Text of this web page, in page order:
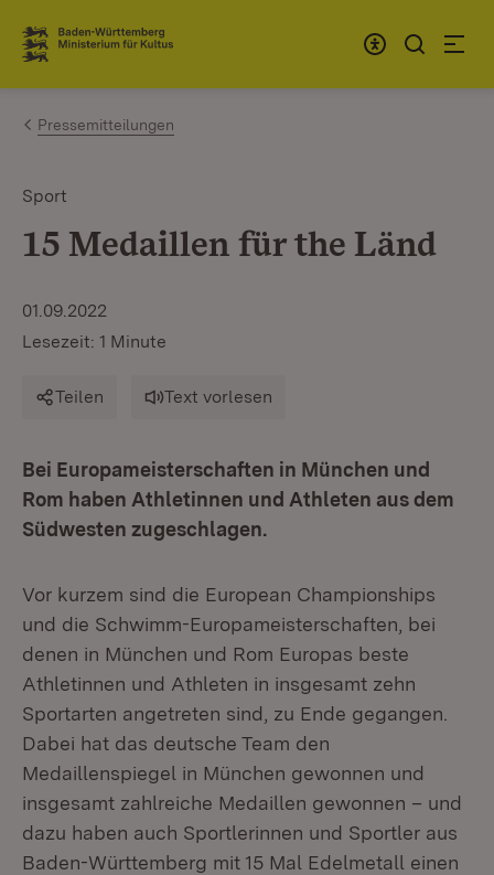
Zum Inhalt springen
Link zur Startseite
Pressemitteilungen
Sport
15 Medaillen für the Länd
01.09.2022
Lesezeit: 1 Minute
Teilen Text vorlesen
Bei Europameisterschaften in München und
Rom haben Athletinnen und Athleten aus dem
Südwesten zugeschlagen.
Vor kurzem sind die European Championships
und die Schwimm-Europameisterschaften, bei
denen in München und Rom Europas beste
Athletinnen und Athleten in insgesamt zehn
Sportarten angetreten sind, zu Ende gegangen.
Dabei hat das deutsche Team den
Medaillenspiegel in München gewonnen und
insgesamt zahlreiche Medaillen gewonnen – und
dazu haben auch Sportlerinnen und Sportler aus
Baden-Württemberg mit 15 Mal Edelmetall einen